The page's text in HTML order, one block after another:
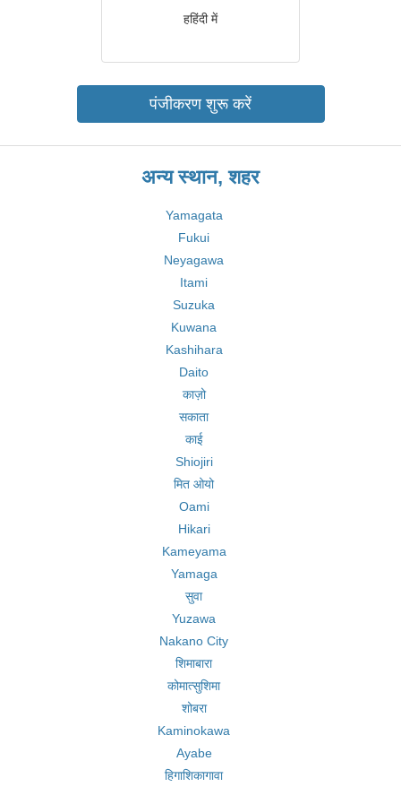
हहिंदी में
पंजीकरण शुरू करें
अन्य स्थान, शहर
Yamagata
Fukui
Neyagawa
Itami
Suzuka
Kuwana
Kashihara
Daito
काज़ो
सकाता
काई
Shiojiri
मित ओयो
Oami
Hikari
Kameyama
Yamaga
सुवा
Yuzawa
Nakano City
शिमाबारा
कोमात्सुशिमा
शोबरा
Kaminokawa
Ayabe
हिगाशिकागावा